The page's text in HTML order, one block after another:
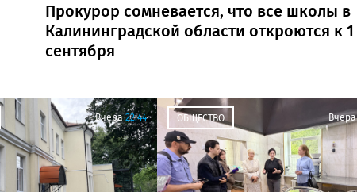
Прокурор сомневается, что все школы в
Калининградской области откроются к 1
сентября
Вчера 22:44 ОБЩЕСТВО Вчера